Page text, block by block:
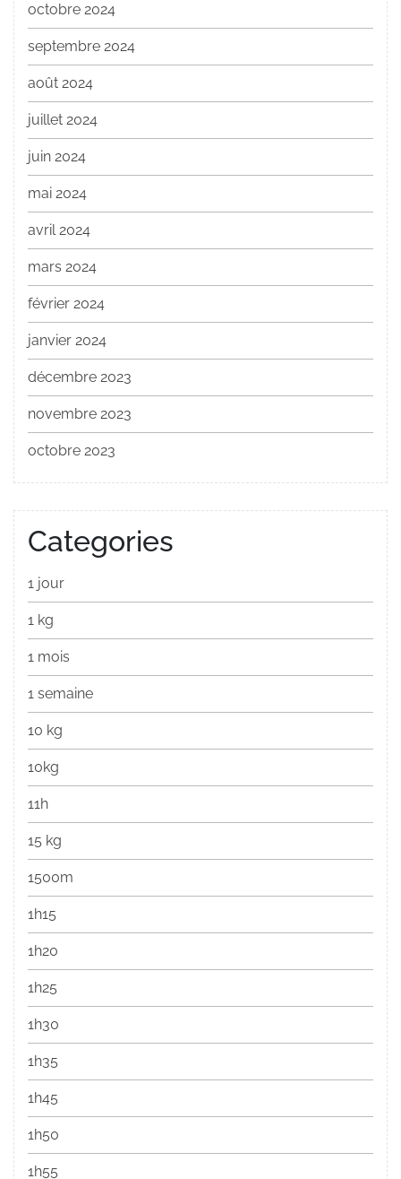
octobre 2024
septembre 2024
août 2024
juillet 2024
juin 2024
mai 2024
avril 2024
mars 2024
février 2024
janvier 2024
décembre 2023
novembre 2023
octobre 2023
Categories
1 jour
1 kg
1 mois
1 semaine
10 kg
10kg
11h
15 kg
1500m
1h15
1h20
1h25
1h30
1h35
1h45
1h50
1h55